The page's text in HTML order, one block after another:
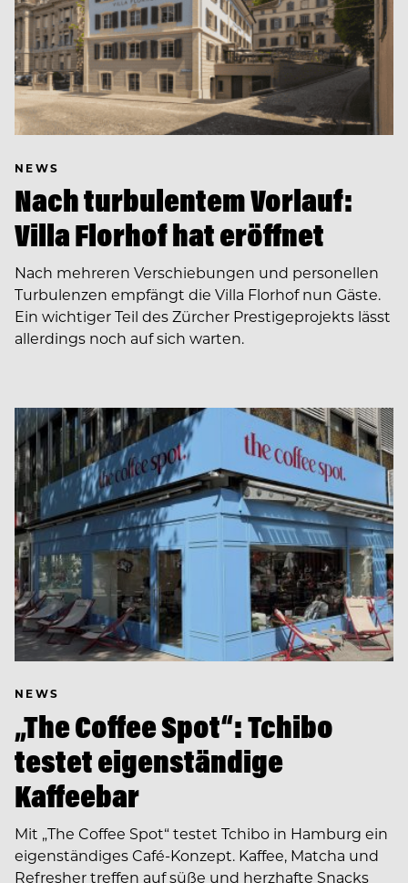
NEWS
Nach turbulentem Vorlauf:
Villa Florhof hat eröffnet
Nach mehreren Verschiebungen und personellen
Turbulenzen empfängt die Villa Florhof nun Gäste.
Ein wichtiger Teil des Zürcher Prestigeprojekts lässt
allerdings noch auf sich warten.
NEWS
„The Coffee Spot“: Tchibo
testet eigenständige
Kaffeebar
Mit „The Coffee Spot“ testet Tchibo in Hamburg ein
eigenständiges Café-Konzept. Kaffee, Matcha und
Refresher treffen auf süße und herzhafte Snacks